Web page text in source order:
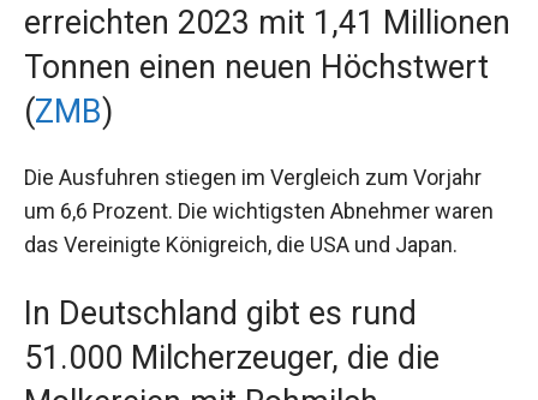
erreichten 2023 mit 1,41 Millionen
Tonnen einen neuen Höchstwert
(ZMB)
Die Ausfuhren stiegen im Vergleich zum Vorjahr
um 6,6 Prozent. Die wichtigsten Abnehmer waren
das Vereinigte Königreich, die USA und Japan.
In Deutschland gibt es rund
51.000 Milcherzeuger, die die